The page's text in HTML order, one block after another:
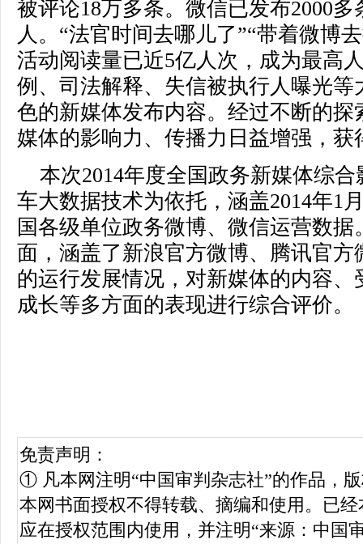
被评论18万多条。微信已发布2000
人。“法官时间去哪儿了”“带着微博
活动阅读量已近5亿人次，成为最高
例、司法解释、失信被执行人曝光
色的新媒体发布内容。经过不断的
媒体的影响力、传播力日益增强，
本次2014年度全国政务新媒体综
车大数据技术为依托，涵盖2014年1
国各级单位政务微博、微信运营数
面，涵盖了新浪官方微博、腾讯官
的运行发展情况，对新媒体的内容
成长等多方面的表现进行综合评价。
免责声明：
① 凡本网注明“中国审判杂志社”的作品，
本网书面授权不得转载、摘编和使用。已
应在授权范围内使用，并注明“来源：中国